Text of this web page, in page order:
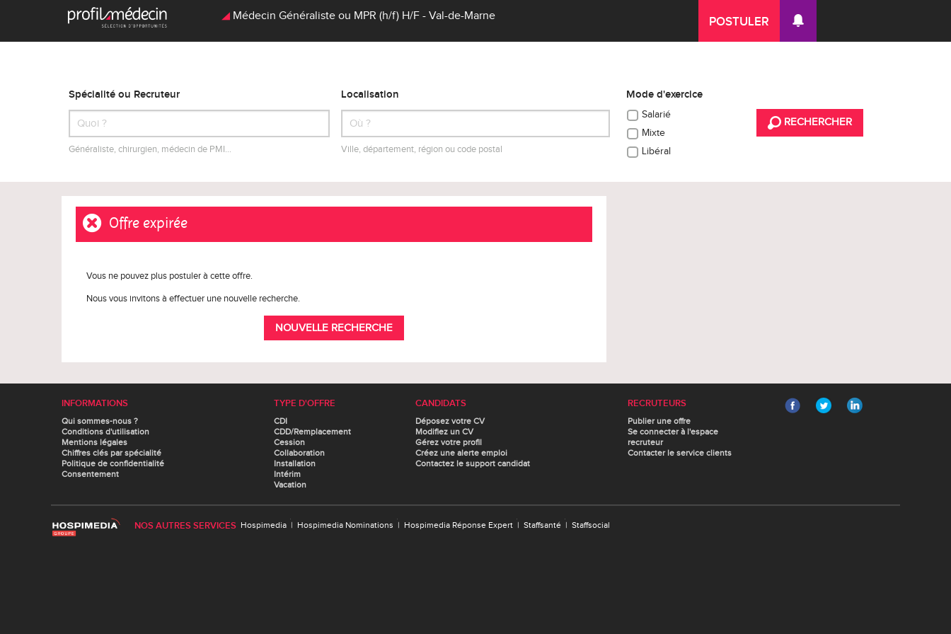
Médecin Généraliste ou MPR (h/f) H/F - Val-de-Marne POSTULER
Spécialité ou Recruteur
Généraliste, chirurgien, médecin de PMI…
Localisation
Ville, département, région ou code postal
Mode d'exercice
Salarié
Mixte
Libéral
RECHERCHER
Offre expirée
Vous ne pouvez plus postuler à cette offre.
Nous vous invitons à effectuer une nouvelle recherche.
NOUVELLE RECHERCHE
INFORMATIONS
Qui sommes-nous ?
Conditions d'utilisation
Mentions légales
Chiffres clés par spécialité
Politique de confidentialité
Consentement
TYPE D'OFFRE
CDI
CDD/Remplacement
Cession
Collaboration
Installation
Intérim
Vacation
CANDIDATS
Déposez votre CV
Modifiez un CV
Gérez votre profil
Créez une alerte emploi
Contactez le support candidat
RECRUTEURS
Publier une offre
Se connecter à l'espace
recruteur
Contacter le service clients
NOS AUTRES SERVICES Hospimedia | Hospimedia Nominations | Hospimedia Réponse Expert | Staffsanté | Staffsocial